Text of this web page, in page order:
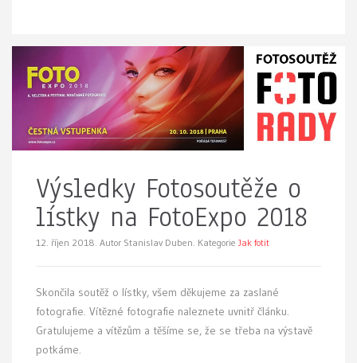
Výsledky Fotosoutěže o
lístky na FotoExpo 2018
12. říjen 2018. Autor Stanislav Duben. Kategorie Jak fotit
Skončila soutěž o lístky, všem děkujeme za zaslané
fotografie. Vítězné fotografie naleznete uvnitř článku.
Gratulujeme a vítězům a těšíme se, že se třeba na výstavě
potkáme.